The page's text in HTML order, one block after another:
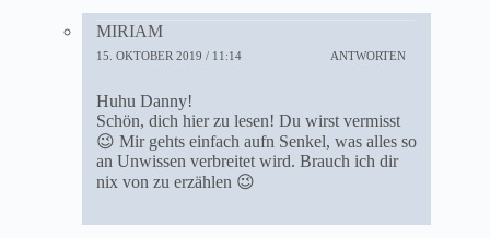
MIRIAM
15. OKTOBER 2019 / 11:14 ANTWORTEN
Huhu Danny!
Schön, dich hier zu lesen! Du wirst vermisst
😉 Mir gehts einfach aufn Senkel, was alles so
an Unwissen verbreitet wird. Brauch ich dir
nix von zu erzählen 😉